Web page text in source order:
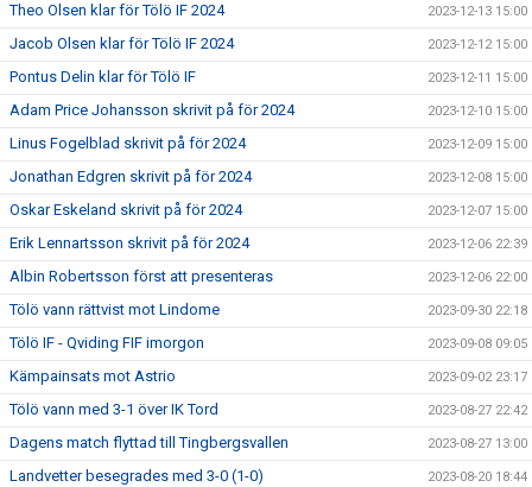
Theo Olsen klar för Tölö IF 2024 2023-12-13 15:00
Jacob Olsen klar för Tölö IF 2024 2023-12-12 15:00
Pontus Delin klar för Tölö IF 2023-12-11 15:00
Adam Price Johansson skrivit på för 2024 2023-12-10 15:00
Linus Fogelblad skrivit på för 2024 2023-12-09 15:00
Jonathan Edgren skrivit på för 2024 2023-12-08 15:00
Oskar Eskeland skrivit på för 2024 2023-12-07 15:00
Erik Lennartsson skrivit på för 2024 2023-12-06 22:39
Albin Robertsson först att presenteras 2023-12-06 22:00
Tölö vann rättvist mot Lindome 2023-09-30 22:18
Tölö IF - Qviding FIF imorgon 2023-09-08 09:05
Kämpainsats mot Astrio 2023-09-02 23:17
Tölö vann med 3-1 över IK Tord 2023-08-27 22:42
Dagens match flyttad till Tingbergsvallen 2023-08-27 13:00
Landvetter besegrades med 3-0 (1-0) 2023-08-20 18:44